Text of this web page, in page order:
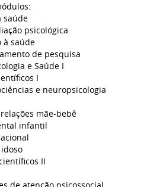
saúde
psicológica
à saúde
de pesquisa
e Saúde I
I
e neuropsicologia
mãe-bebê
infantil
II